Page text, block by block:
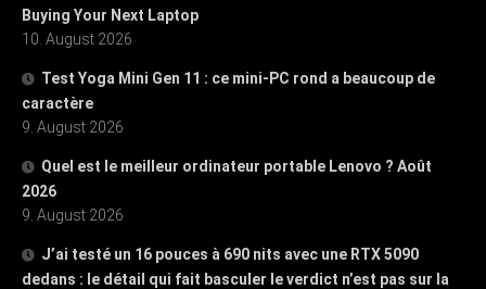
Buying Your Next Laptop
10. August 2026
Test Yoga Mini Gen 11 : ce mini-PC rond a beaucoup de
caractère
9. August 2026
Quel est le meilleur ordinateur portable Lenovo ? Août
2026
9. August 2026
J’ai testé un 16 pouces à 690 nits avec une RTX 5090
dedans : le détail qui fait basculer le verdict n’est pas sur la